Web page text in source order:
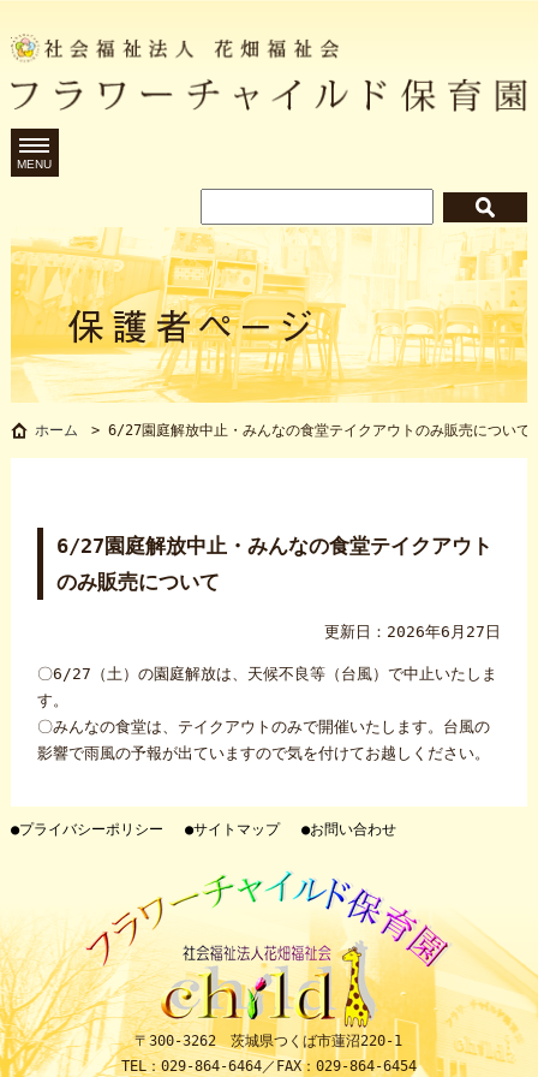
MENU
6/27園庭解放中止・みんなの食堂
ホーム > 6/27園庭解放中止・みんなの食堂テイクアウトのみ販売について
6/27園庭解放中止・みんなの食堂テイクアウト
のみ販売について
更新日：2026年6月27日
〇6/27（土）の園庭解放は、天候不良等（台風）で中止いたしま
す。
〇みんなの食堂は、テイクアウトのみで開催いたします。台風の
影響で雨風の予報が出ていますので気を付けてお越しください。
●プライバシーポリシー ●サイトマップ ●お問い合わせ
〒300-3262 茨城県つくば市蓮沼220-1
TEL：029-864-6464／FAX：029-864-6454